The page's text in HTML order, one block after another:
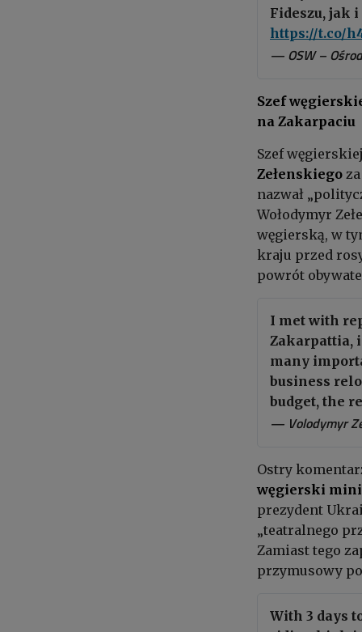
Fideszu, jak i
https://t.co/
— OSW –
Szef
na Zakarpaciu
Szef
Zełenskiego
nazwał
Wołodymyr
węgierską, w
kraju przed
powrót
I met with
Zakarpattia,
many
business
budget, the
— Volodymyr
Ostry
węgierski
prezydent
„teatralnego
Zamiast tego
przymusowy
With 3 days